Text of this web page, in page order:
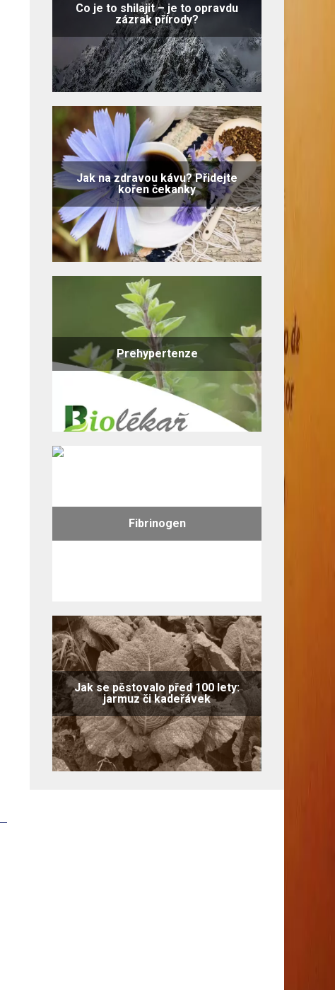
Co je to shilajit – je to opravdu
zázrak přírody?
Jak na zdravou kávu? Přidejte
kořen čekanky
Prehypertenze
Fibrinogen
Jak se pěstovalo před 100 lety:
jarmuz či kadeřávek